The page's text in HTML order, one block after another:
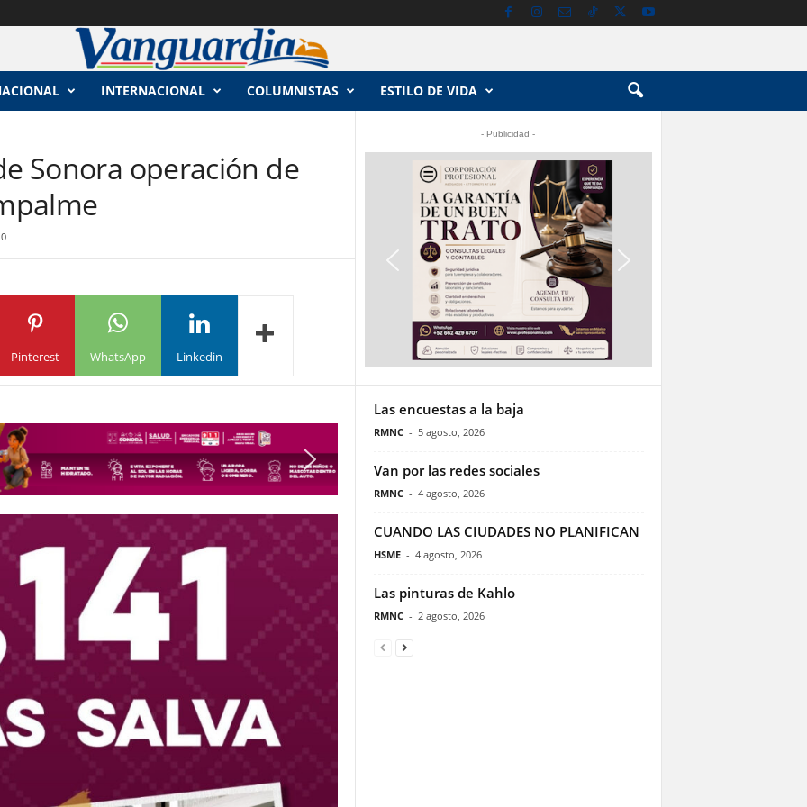
INTERNACIONAL COLUMNISTAS ESTILO DE VIDA
Sonora operación de
0
Pinterest WhatsApp Linkedin
- Publicidad -
Las encuestas a la baja
RMNC - 5 agosto, 2026
Van por las redes sociales
RMNC - 4 agosto, 2026
CUANDO LAS CIUDADES NO PLANIFICAN
HSME - 4 agosto, 2026
Las pinturas de Kahlo
RMNC - 2 agosto, 2026